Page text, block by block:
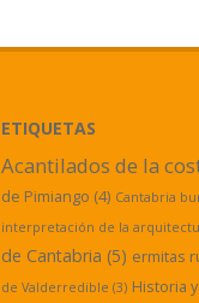
ETIQUETAS
Acantilados de la
de Pimiango (4) Cantabria
interpretación de la
de Cantabria (5) ermitas
de Valderredible (3) Historia